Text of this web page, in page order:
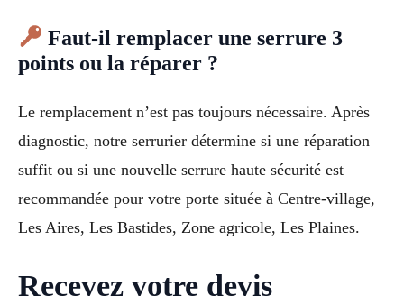
Faut-il remplacer une serrure 3
points ou la réparer ?
Le remplacement n’est pas toujours nécessaire. Après
diagnostic, notre serrurier détermine si une réparation
suffit ou si une nouvelle serrure haute sécurité est
recommandée pour votre porte située à Centre-village,
Les Aires, Les Bastides, Zone agricole, Les Plaines.
Recevez votre devis